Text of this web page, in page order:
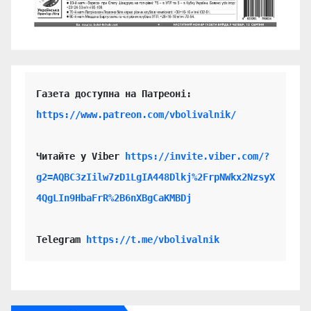
https://www.patreon.com/vbolivalnik/
Читайте у Viber
https://invite.viber.com/?
g2=AQBC3zIilw7zD1LgIA448Dlkj%2FrpNWkx2NzsyX
4QgLIn9HbaFrR%2B6nXBgCaKMBDj
Telegram https://t.me/vbolivalnik